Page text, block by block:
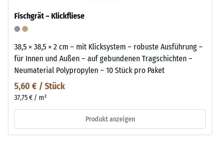
Fischgrät – Klickfliese
38,5 × 38,5 × 2 cm – mit Klicksystem – robuste Ausführung –
für Innen und Außen – auf gebundenen Tragschichten –
Neumaterial Polypropylen – 10 Stück pro Paket
5,60 € / Stück
37,75 € / m²
Produkt anzeigen